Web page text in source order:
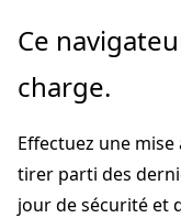
Passer
directement
au
principal
Ce
charge.
Effectuez une
tirer parti des
jour de sécurité et